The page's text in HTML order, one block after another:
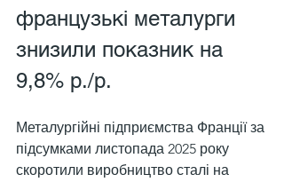
французькі металурги
знизили показник на
9,8% р./р.
Металургійні підприємства Франції за
підсумками листопада 2025 року
скоротили виробництво сталі на